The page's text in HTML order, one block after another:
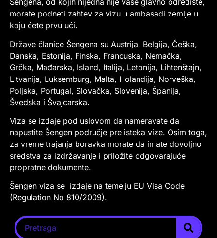
Šengena, od kojih nijedna nije vaše glavno odredište,
morate podneti zahtev za vizu u ambasadi zemlje u
koju ćete prvu ući.
Države članice Šengena su Austrija, Belgija, Češka,
Danska, Estonija, Finska, Francuska, Nemačka,
Grčka, Mađarska, Island, Italija, Letonija, Lihtenštajn,
Litvanija, Luksemburg, Malta, Holandija, Norveška,
Poljska, Portugal, Slovačka, Slovenija, Španija,
Švedska i Švajcarska.
Viza se izdaje pod uslovom da nameravate da
napustite Šengen područje pre isteka vize. Osim toga,
za vreme trajanja boravka morate da imate dovoljno
sredstva za izdržavanje i priložite odgovarajuće
propratne dokumente.
Šengen viza se izdaje na temelju EU Visa Code
(Regulation No 810/2009).